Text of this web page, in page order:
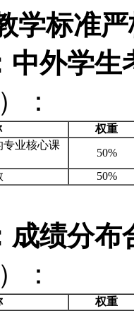
学标准
中外学
：
权重
专业核心课
50%
50%
成绩分
：
权重